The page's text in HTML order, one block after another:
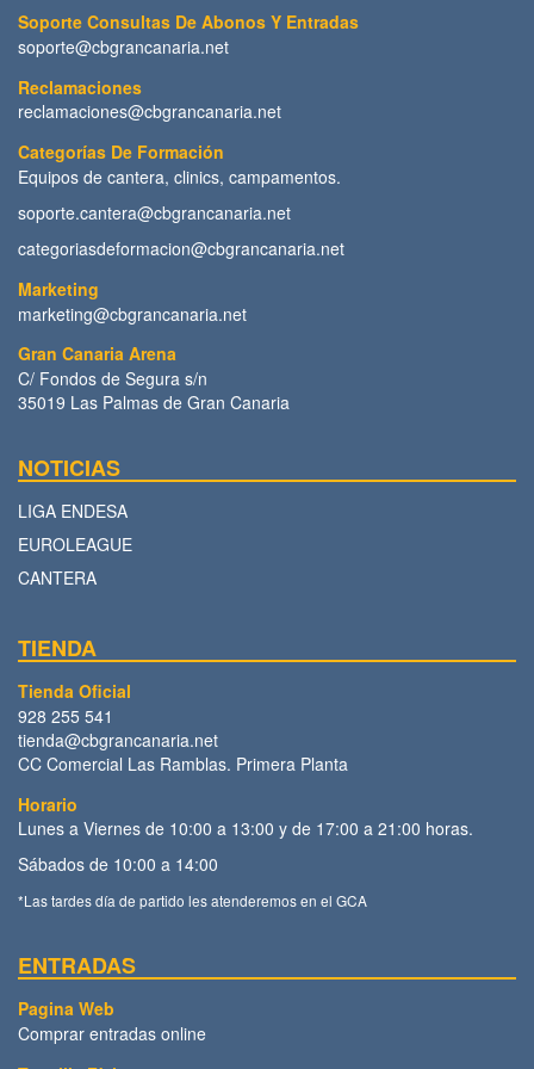
Soporte Consultas De Abonos Y Entradas
soporte@cbgrancanaria.net
Reclamaciones
reclamaciones@cbgrancanaria.net
Categorías De Formación
Equipos de cantera, clinics, campamentos.
soporte.cantera@cbgrancanaria.net
categoriasdeformacion@cbgrancanaria.net
Marketing
marketing@cbgrancanaria.net
Gran Canaria Arena
C/ Fondos de Segura s/n
35019 Las Palmas de Gran Canaria
NOTICIAS
LIGA ENDESA
EUROLEAGUE
CANTERA
TIENDA
Tienda Oficial
928 255 541
tienda@cbgrancanaria.net
CC Comercial Las Ramblas. Primera Planta
Horario
Lunes a Viernes de 10:00 a 13:00 y de 17:00 a 21:00 horas.
Sábados de 10:00 a 14:00
*Las tardes día de partido les atenderemos en el GCA
ENTRADAS
Pagina Web
Comprar entradas online